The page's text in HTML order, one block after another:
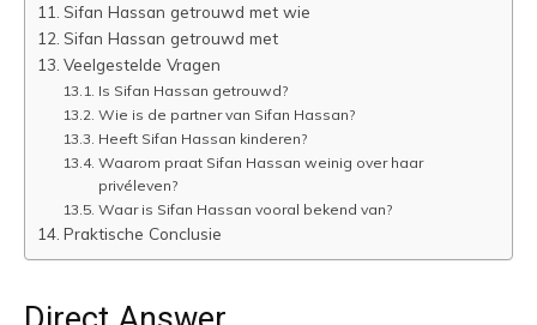
Sifan Hassan getrouwd met wie
Sifan Hassan getrouwd met
Veelgestelde Vragen
Is Sifan Hassan getrouwd?
Wie is de partner van Sifan Hassan?
Heeft Sifan Hassan kinderen?
Waarom praat Sifan Hassan weinig over haar
privéleven?
Waar is Sifan Hassan vooral bekend van?
Praktische Conclusie